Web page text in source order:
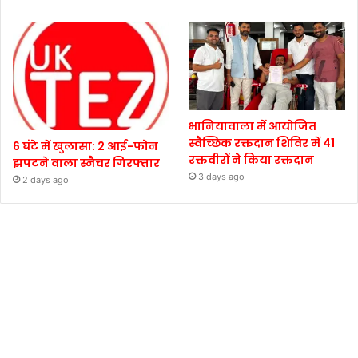
6 घंटे में खुलासा: 2 आई-फोन
झपटने वाला स्नैचर गिरफ्तार
2 days ago
भानियावाला में आयोजित
स्वैच्छिक रक्तदान शिविर में 41
रक्तवीरों ने किया रक्तदान
3 days ago